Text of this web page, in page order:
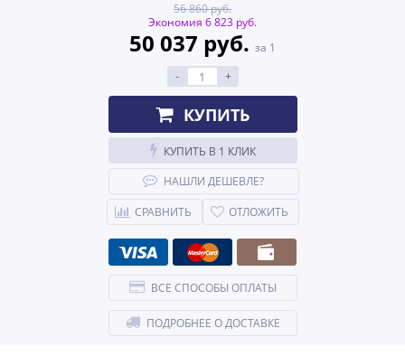
56 860 руб.
Экономия 6 823 руб.
50 037 руб. за 1
-
+
КУПИТЬ
КУПИТЬ В 1 КЛИК
НАШЛИ ДЕШЕВЛЕ?
СРАВНИТЬ
ОТЛОЖИТЬ
ВСЕ СПОСОБЫ ОПЛАТЫ
ПОДРОБНЕЕ О ДОСТАВКЕ